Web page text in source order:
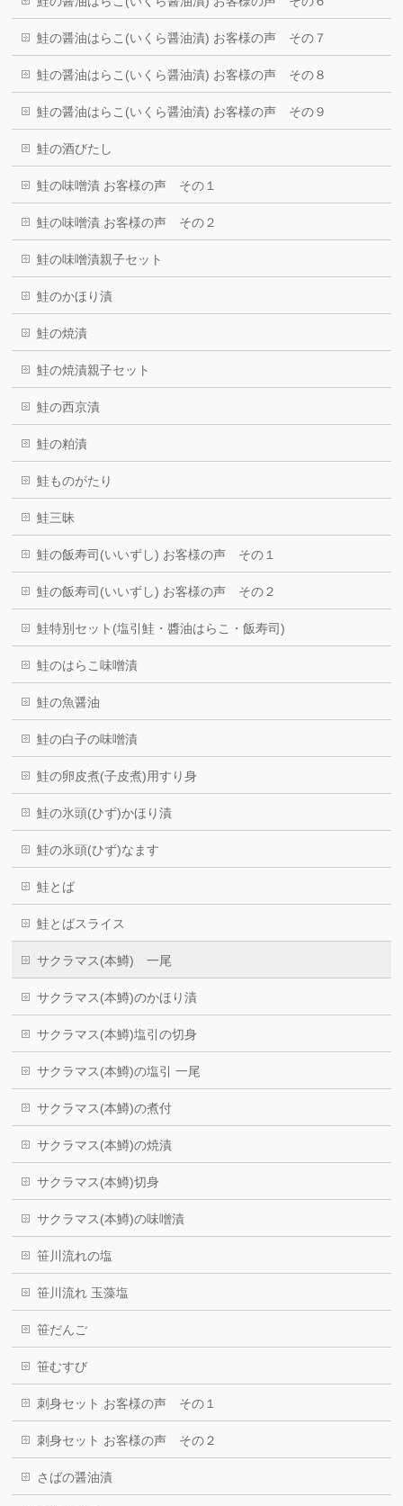
鮭の醤油はらこ(いくら醤油漬) お客様の声 その７
鮭の醤油はらこ(いくら醤油漬) お客様の声 その８
鮭の醤油はらこ(いくら醤油漬) お客様の声 その９
鮭の酒びたし
鮭の味噌漬 お客様の声 その１
鮭の味噌漬 お客様の声 その２
鮭の味噌漬親子セット
鮭のかほり漬
鮭の焼漬
鮭の焼漬親子セット
鮭の西京漬
鮭の粕漬
鮭ものがたり
鮭三昧
鮭の飯寿司(いいずし) お客様の声 その１
鮭の飯寿司(いいずし) お客様の声 その２
鮭特別セット(塩引鮭・醬油はらこ・飯寿司)
鮭のはらこ味噌漬
鮭の魚醤油
鮭の白子の味噌漬
鮭の卵皮煮(子皮煮)用すり身
鮭の氷頭(ひず)かほり漬
鮭の氷頭(ひず)なます
鮭とば
鮭とばスライス
サクラマス(本鱒) 一尾
サクラマス(本鱒)のかほり漬
サクラマス(本鱒)塩引の切身
サクラマス(本鱒)の塩引 一尾
サクラマス(本鱒)の煮付
サクラマス(本鱒)の焼漬
サクラマス(本鱒)切身
サクラマス(本鱒)の味噌漬
笹川流れの塩
笹川流れ 玉藻塩
笹だんご
笹むすび
刺身セット お客様の声 その１
刺身セット お客様の声 その２
さばの醤油漬